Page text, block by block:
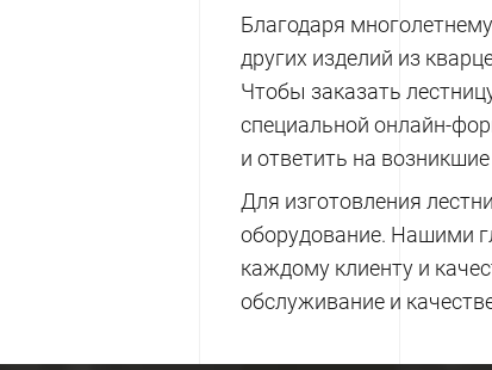
Благодаря
других изделий из
Чтобы заказать
специальной онлайн-
и ответить на
Для изготовления
оборудование. Нашими
каждому клиенту и
обслуживание и